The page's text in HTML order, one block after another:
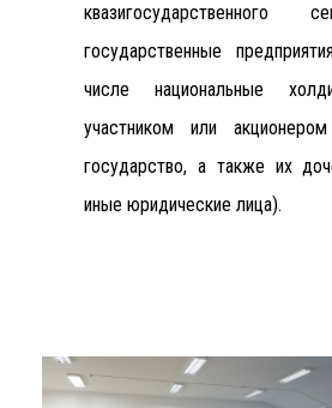
квазигосударственного
государственные
числе национальные
участником или
государство, а также их
иные юридические лица).